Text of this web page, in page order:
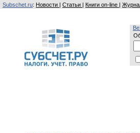
Subschet.ru: Новости | Статьи | Книги on-line |